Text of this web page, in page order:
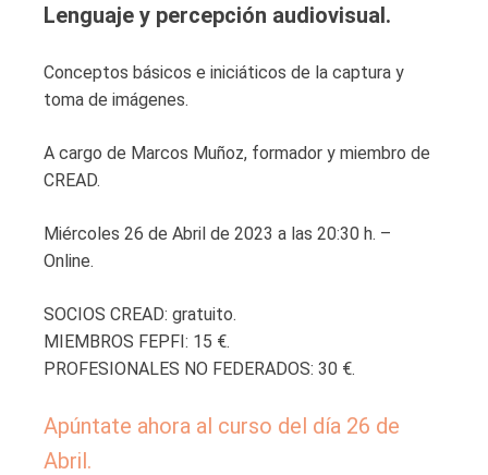
Lenguaje y percepción audiovisual.
Conceptos básicos e iniciáticos de la captura y
toma de imágenes.
A cargo de Marcos Muñoz, formador y miembro de
CREAD.
Miércoles 26 de Abril de 2023 a las 20:30 h. –
Online.
SOCIOS CREAD: gratuito.
MIEMBROS FEPFI: 15 €.
PROFESIONALES NO FEDERADOS: 30 €.
Apúntate ahora al curso del día 26 de
Abril.